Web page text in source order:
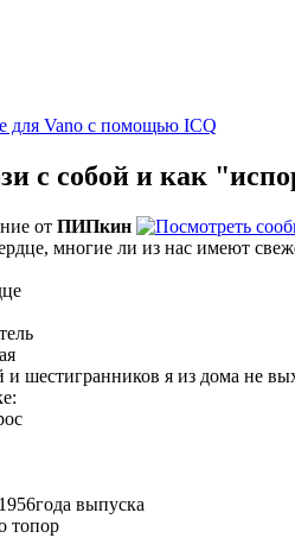
с собой и как
от ПИПкин
многие ли из нас имеют
и шестигранников я из дома не
выпуска
топор